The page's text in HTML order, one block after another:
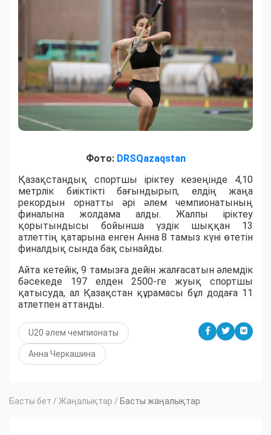
Фото: DRSQazaqstan
Қазақстандық спортшы іріктеу кезеңінде 4,10
метрлік биіктікті бағындырып, елдің жаңа
рекордын орнатты әрі әлем чемпионатының
финалына жолдама алды. Жалпы іріктеу
қорытындысы бойынша үздік шыққан 13
атлеттің қатарына енген Анна 8 тамыз күні өтетін
финалдық сында бақ сынайды.
Айта кетейік, 9 тамызға дейін жалғасатын әлемдік
бәсекеде 197 елден 2500-ге жуық спортшы
қатысуда, ал Қазақстан құрамасы бұл додаға 11
атлетпен аттанды.
U20 әлем чемпионаты
Анна Черкашина
Басты бет / Жаңалықтар / Басты жаңалықтар